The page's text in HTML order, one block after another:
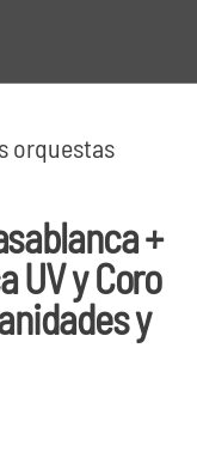
orquestas
+
UV y Coro
y